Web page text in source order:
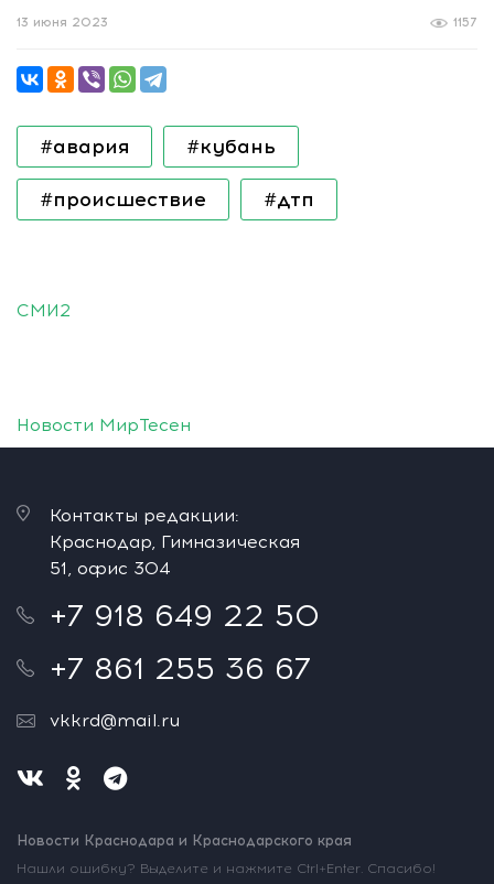
1157
13 июня 2023
#авария #кубань
#происшествие #дтп
СМИ2
Новости МирТесен
Контакты редакции:
Краснодар, Гимназическая
51, офис 304
+7 918 649 22 50
+7 861 255 36 67
vkkrd@mail.ru
Новости Краснодара и Краснодарского края
Нашли ошибку? Выделите и нажмите Ctrl+Enter. Спасибо!